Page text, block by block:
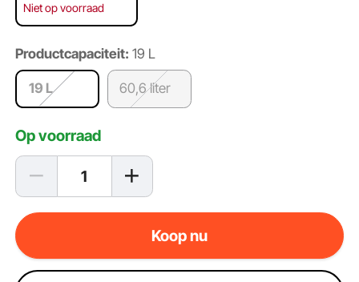
Niet op voorraad
Productcapaciteit: 19 L
19 L 60,6 liter
Op voorraad
Koop nu